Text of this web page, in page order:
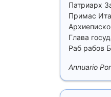
Патриарх
Примас
Глава
Раб рабов
Annuario